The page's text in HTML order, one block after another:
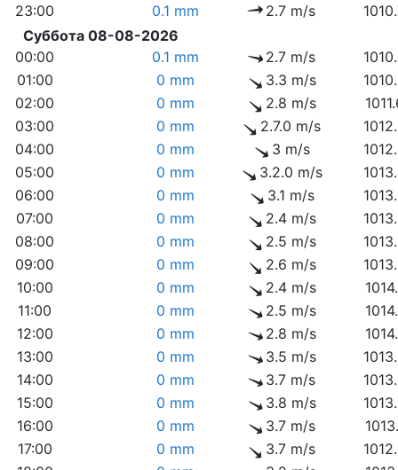
23:00
0.1 mm 2.7 m/s
Суббота 08-08-2026
00:00
0.1 mm 2.7 m/s
01:00
0 mm 3.3 m/s
02:00
0 mm 2.8 m/s
03:00
0 mm 2.7.0 m/s
04:00
0 mm 3 m/s
05:00
0 mm 3.2.0 m/s
06:00
0 mm 3.1 m/s
07:00
0 mm 2.4 m/s
08:00
0 mm 2.5 m/s
09:00
0 mm 2.6 m/s
10:00
0 mm 2.4 m/s
11:00
0 mm 2.5 m/s
12:00
0 mm 2.8 m/s
13:00
0 mm 3.5 m/s
14:00
0 mm 3.7 m/s
15:00
0 mm 3.8 m/s
16:00
0 mm 3.7 m/s
17:00
0 mm 3.7 m/s